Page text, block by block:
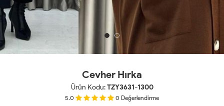
Cevher Hırka
Ürün Kodu:TZY3631-1300
5.0 0 Değerlendirme